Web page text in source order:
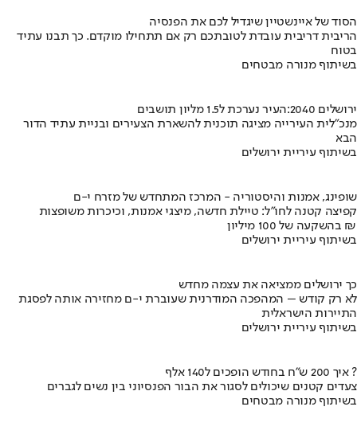
הסוד של איינשטיין שיגדיל לכם את הפנסיה
הריבית דריבית עובדת לטובתכם רק אם תתחילו מוקדם. כך תבנו עתיד
בטוח
בשיתוף מנורה מבטחים
ירושלים 2040:העיר נערכת ל1.5 מליון תושבים
מנכ"לית העירייה מציגה תוכנית להשארת הצעירים ובניית עתיד הדור
הבא
בשיתוף עיריית ירושלים
שופינג, אמנות והיסטוריה - המרכז המתחדש של מזרח י-ם
קפיצה קטנה לחו"ל: טיילת חדשה, מיצגי אמנות, וכיכרות משופצות
בהשקעה של 100 מיליון ₪
בשיתוף עיריית ירושלים
כך ירושלים ממציאה את עצמה מחדש
לא רק קודש – המהפכה המודרנית שעוברת י-ם מחזירה אותה לפסגת
התיירות הישראלית
בשיתוף עיריית ירושלים
איך 200 ש"ח בחודש הופכים ל140 אלף ?
צעדים קטנים שיכולים לסגור את הבור הפנסיוני בין נשים לגברים
בשיתוף מנורה מבטחים